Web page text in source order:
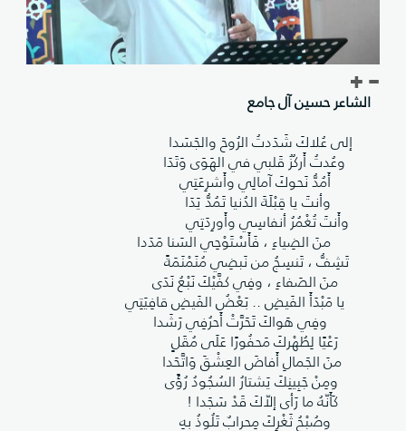
الشاعر حسين آل جامع
إلى عُلاكَ شَدَدتُ الرُوحَ والجَسَدا
وعُدتُ أَركُزُ قَلبي في الهَوَى وَتَدَا
أَمُدُّ نَحوكَ آمالِي وأَشرِعَتِي
وأنتَ يا قِبْلَةَ الدُنيا تَمُدُّ يَدَا
وأَنتَ تُغْمُرُ أنفاسِي وأَورِدَتِي
منَ الضِياءِ ، فَأَسْتَوْحِي السَنا مَدَدا
تَشِفُّ ، تَنسِجُ من نَبضِي مُنَمْنَمَةً
منَ الصَفاءِ ، وفِي كفَّيْكَ نَبْعُ نَدَى
يا مَبْدَأَ الفَيضِ .. بَعْضُ الفَيضِ قافِيَتِي
وفِي هَواكَ تَحَرَّتْ أَحرُفِي رَشَدا
رَعْيًا لِطُهْركَ مَحفُورًا عَلَى مُقَلٍ
منَ الجَمالِ أَفاضَ العِشْقَ وَاتَّحَدا
ومِنْ جَبِينِكَ يَشتارُ السُجُودُ رُؤًى
كَأَنّهُ ما رَأى إلاّكَ قَدْ سَجَدا !
وصُبْحُ ثَغْرِكَ مِحرابٌ تَلُوذُ بهِ